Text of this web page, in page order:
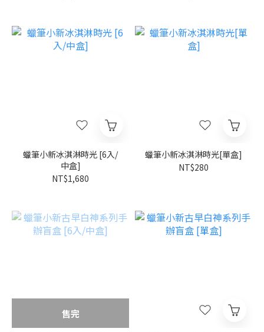
蠟筆小新冰淇淋時光 [6入/
中盒]
NT$1,680
蠟筆小新冰淇淋時光[單盒]
NT$280
售完